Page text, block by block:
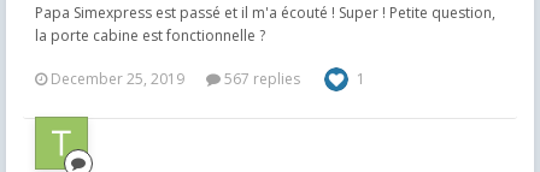
Papa Simexpress est passé et il m'a écouté ! Super ! Petite question,
la porte cabine est fonctionnelle ?
December 25, 2019 567 replies 1